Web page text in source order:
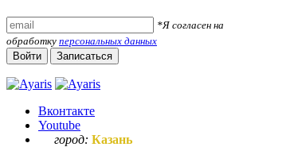
*Я согласен на
обработку персональных данных
Войти
Записаться
Вконтакте
Youtube
город: Казань